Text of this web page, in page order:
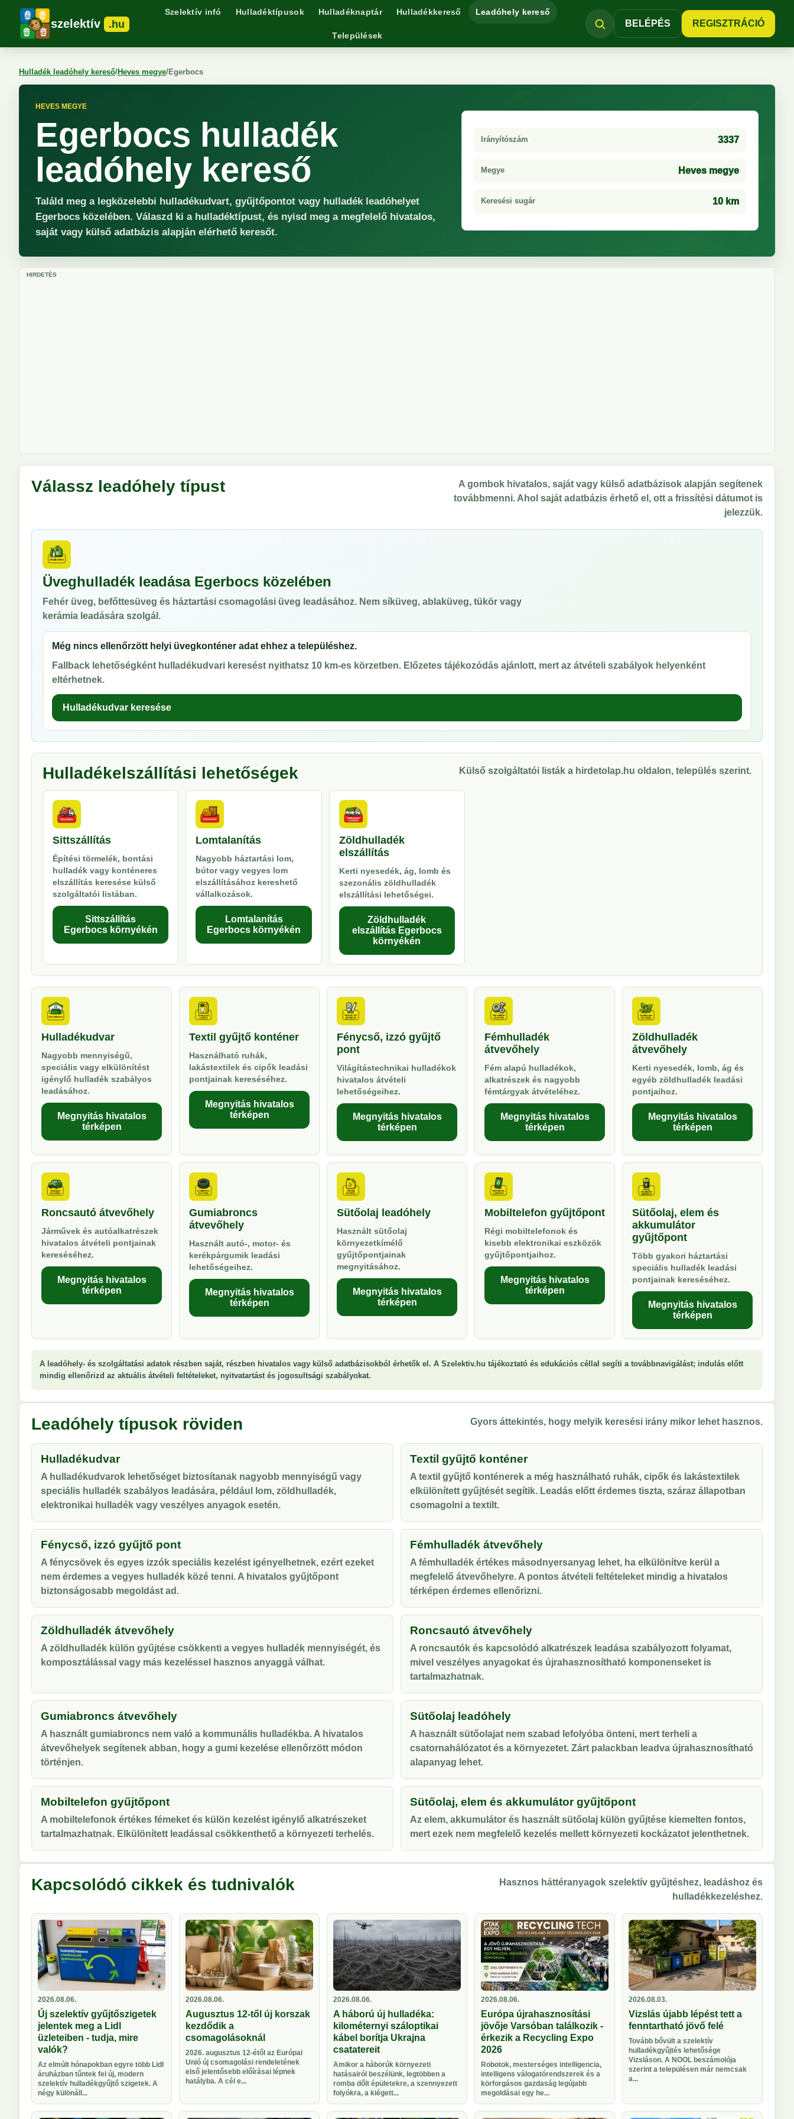
szelektív .hu
Szelektív infó Hulladéktípusok Hulladéknaptár Hulladékkereső Leadóhely kereső
Települések
BELÉPÉS REGISZTRÁCIÓ
Hulladék leadóhely kereső/Heves megye/Egerbocs
HEVES MEGYE
Egerbocs hulladék
leadóhely kereső
Találd meg a legközelebbi hulladékudvart, gyűjtőpontot vagy hulladék leadóhelyet
Egerbocs közelében. Válaszd ki a hulladéktípust, és nyisd meg a megfelelő hivatalos,
saját vagy külső adatbázis alapján elérhető keresőt.
Irányítószám 3337
Megye Heves megye
Keresési sugár 10 km
HIRDETÉS
Válassz leadóhely típust
A gombok hivatalos, saját vagy külső adatbázisok alapján segítenek
továbbmenni. Ahol saját adatbázis érhető el, ott a frissítési dátumot is
jelezzük.
Üveghulladék leadása Egerbocs közelében
Fehér üveg, befőttesüveg és háztartási csomagolási üveg leadásához. Nem síküveg, ablaküveg, tükör vagy
kerámia leadására szolgál.
Még nincs ellenőrzött helyi üvegkonténer adat ehhez a településhez.
Fallback lehetőségként hulladékudvari keresést nyithatsz 10 km-es körzetben. Előzetes tájékozódás ajánlott, mert az átvételi szabályok helyenként
eltérhetnek.
Hulladékudvar keresése
Hulladékelszállítási lehetőségek Külső szolgáltatói listák a hirdetolap.hu oldalon, település szerint.
Sittszállítás
Építési törmelék, bontási
hulladék vagy konténeres
elszállítás keresése külső
szolgáltatói listában.
Sittszállítás
Egerbocs környékén
Lomtalanítás
Nagyobb háztartási lom,
bútor vagy vegyes lom
elszállításához kereshető
vállalkozások.
Lomtalanítás
Egerbocs környékén
Zöldhulladék
elszállítás
Kerti nyesedék, ág, lomb és
szezonális zöldhulladék
elszállítási lehetőségei.
Zöldhulladék
elszállítás Egerbocs
környékén
Hulladékudvar
Nagyobb mennyiségű,
speciális vagy elkülönítést
igénylő hulladék szabályos
leadásához.
Megnyitás hivatalos
térképen
Textil gyűjtő konténer
Használható ruhák,
lakástextilek és cipők leadási
pontjainak kereséséhez.
Megnyitás hivatalos
térképen
Fénycső, izzó gyűjtő
pont
Világítástechnikai hulladékok
hivatalos átvételi
lehetőségeihez.
Megnyitás hivatalos
térképen
Fémhulladék
átvevőhely
Fém alapú hulladékok,
alkatrészek és nagyobb
fémtárgyak átvételéhez.
Megnyitás hivatalos
térképen
Zöldhulladék
átvevőhely
Kerti nyesedék, lomb, ág és
egyéb zöldhulladék leadási
pontjaihoz.
Megnyitás hivatalos
térképen
Roncsautó átvevőhely
Járművek és autóalkatrészek
hivatalos átvételi pontjainak
kereséséhez.
Megnyitás hivatalos
térképen
Gumiabroncs
átvevőhely
Használt autó-, motor- és
kerékpárgumik leadási
lehetőségeihez.
Megnyitás hivatalos
térképen
Sütőolaj leadóhely
Használt sütőolaj
környezetkímélő
gyűjtőpontjainak
megnyitásához.
Megnyitás hivatalos
térképen
Mobiltelefon gyűjtőpont
Régi mobiltelefonok és
kisebb elektronikai eszközök
gyűjtőpontjaihoz.
Megnyitás hivatalos
térképen
Sütőolaj, elem és
akkumulátor
gyűjtőpont
Több gyakori háztartási
speciális hulladék leadási
pontjainak kereséséhez.
Megnyitás hivatalos
térképen
A leadóhely- és szolgáltatási adatok részben saját, részben hivatalos vagy külső adatbázisokból érhetők el. A Szelektiv.hu tájékoztató és edukációs céllal segíti a továbbnavigálást; indulás előtt
mindig ellenőrizd az aktuális átvételi feltételeket, nyitvatartást és jogosultsági szabályokat.
Leadóhely típusok röviden Gyors áttekintés, hogy melyik keresési irány mikor lehet hasznos.
Hulladékudvar
A hulladékudvarok lehetőséget biztosítanak nagyobb mennyiségű vagy
speciális hulladék szabályos leadására, például lom, zöldhulladék,
elektronikai hulladék vagy veszélyes anyagok esetén.
Textil gyűjtő konténer
A textil gyűjtő konténerek a még használható ruhák, cipők és lakástextilek
elkülönített gyűjtését segítik. Leadás előtt érdemes tiszta, száraz állapotban
csomagolni a textilt.
Fénycső, izzó gyűjtő pont
A fénycsövek és egyes izzók speciális kezelést igényelhetnek, ezért ezeket
nem érdemes a vegyes hulladék közé tenni. A hivatalos gyűjtőpont
biztonságosabb megoldást ad.
Fémhulladék átvevőhely
A fémhulladék értékes másodnyersanyag lehet, ha elkülönítve kerül a
megfelelő átvevőhelyre. A pontos átvételi feltételeket mindig a hivatalos
térképen érdemes ellenőrizni.
Zöldhulladék átvevőhely
A zöldhulladék külön gyűjtése csökkenti a vegyes hulladék mennyiségét, és
komposztálással vagy más kezeléssel hasznos anyaggá válhat.
Roncsautó átvevőhely
A roncsautók és kapcsolódó alkatrészek leadása szabályozott folyamat,
mivel veszélyes anyagokat és újrahasznosítható komponenseket is
tartalmazhatnak.
Gumiabroncs átvevőhely
A használt gumiabroncs nem való a kommunális hulladékba. A hivatalos
átvevőhelyek segítenek abban, hogy a gumi kezelése ellenőrzött módon
történjen.
Sütőolaj leadóhely
A használt sütőolajat nem szabad lefolyóba önteni, mert terheli a
csatornahálózatot és a környezetet. Zárt palackban leadva újrahasznosítható
alapanyag lehet.
Mobiltelefon gyűjtőpont
A mobiltelefonok értékes fémeket és külön kezelést igénylő alkatrészeket
tartalmazhatnak. Elkülönített leadással csökkenthető a környezeti terhelés.
Sütőolaj, elem és akkumulátor gyűjtőpont
Az elem, akkumulátor és használt sütőolaj külön gyűjtése kiemelten fontos,
mert ezek nem megfelelő kezelés mellett környezeti kockázatot jelenthetnek.
Kapcsolódó cikkek és tudnivalók
Hasznos háttéranyagok szelektív gyűjtéshez, leadáshoz és
hulladékkezeléshez.
2026.08.06.
Új szelektív gyűjtőszigetek
jelentek meg a Lidl
üzleteiben - tudja, mire
valók?
Az elmúlt hónapokban egyre több Lidl
áruházban tűntek fel új, modern
szelektív hulladékgyűjtő szigetek. A
négy különáll...
2026.08.06.
Augusztus 12-től új korszak
kezdődik a
csomagolásoknál
2026. augusztus 12-étől az Európai
Unió új csomagolási rendeletének
első jelentősebb előírásai lépnek
hatályba. A cél e...
2026.08.06.
A háború új hulladéka:
kilométernyi száloptikai
kábel borítja Ukrajna
csatatereit
Amikor a háborúk környezeti
hatásairól beszélünk, legtöbben a
romba dőlt épületekre, a szennyezett
folyókra, a kiégett...
2026.08.06.
Európa újrahasznosítási
jövője Varsóban találkozik -
érkezik a Recycling Expo
2026
Robotok, mesterséges intelligencia,
intelligens válogatórendszerek és a
körforgásos gazdaság legújabb
megoldásai egy he...
2026.08.03.
Vizslás újabb lépést tett a
fenntartható jövő felé
Tovább bővült a szelektív
hulladékgyűjtés lehetősége
Vizsláson. A NOOL beszámolója
szerint a településen már nemcsak
a...